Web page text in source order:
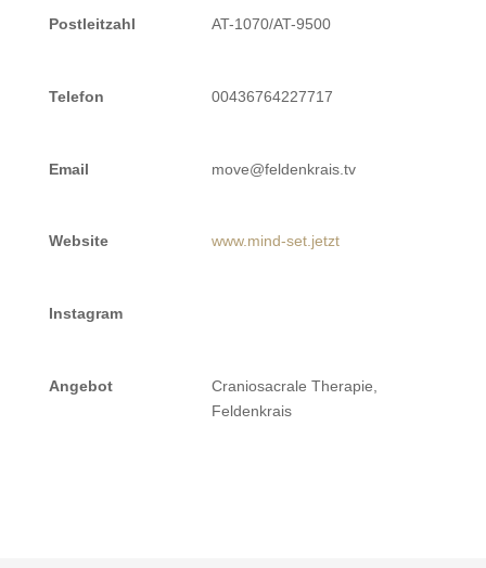
Postleitzahl AT-1070/AT-9500
Telefon 00436764227717
Email move@feldenkrais.tv
Website www.mind-set.jetzt
Instagram
Angebot
Craniosacrale Therapie,
Feldenkrais